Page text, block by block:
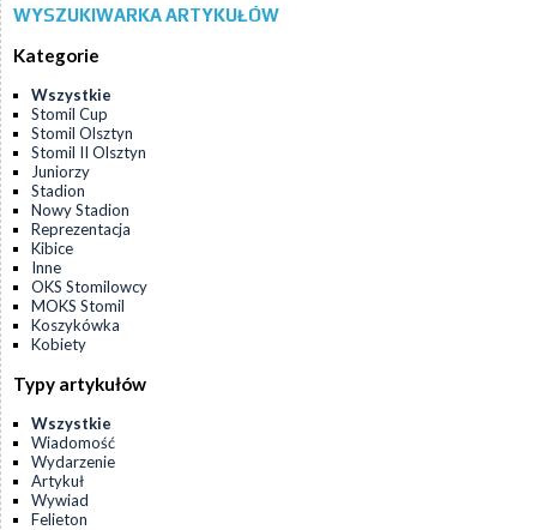
WYSZUKIWARKA ARTYKUŁÓW
Kategorie
Wszystkie
Stomil Cup
Stomil Olsztyn
Stomil II Olsztyn
Juniorzy
Stadion
Nowy Stadion
Reprezentacja
Kibice
Inne
OKS Stomilowcy
MOKS Stomil
Koszykówka
Kobiety
Typy artykułów
Wszystkie
Wiadomość
Wydarzenie
Artykuł
Wywiad
Felieton